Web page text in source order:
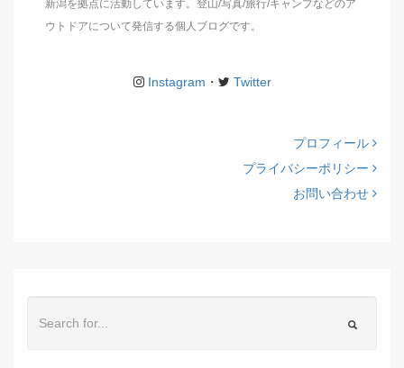
新潟を拠点に活動しています。登山/写真/旅行/キャンプなどのア
ウトドアについて発信する個人ブログです。
Instagram ・ Twitter
プロフィール
プライバシーポリシー
お問い合わせ